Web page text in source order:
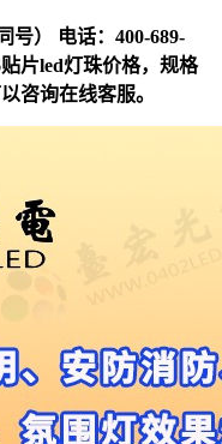
号） 电话：400-689-
片led灯珠价格，规格
咨询在线客服。